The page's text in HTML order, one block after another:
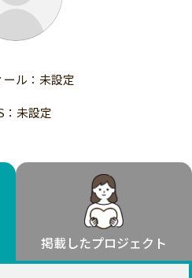
支援人数が多い
終了日が近い
国際協力
子ども・教育
フード・農業
文化
環境・エシカル
人権・マイノリティ
社会貢献
北海道・東北
北海道
子ども・教育
イノリティ
宮城
秋田
千葉
ール：未設定
：未設定
掲載したプロジェクト